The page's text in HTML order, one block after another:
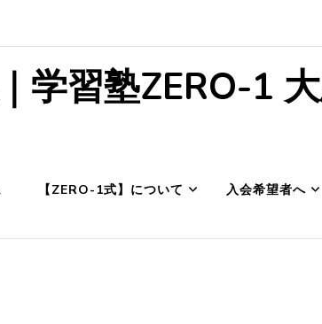
学習塾ZERO-1
【ZERO-1式】について 入会希望者へ